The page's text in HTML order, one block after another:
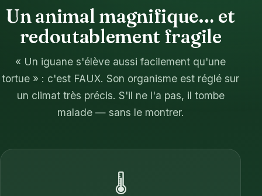
Un animal magnifique… et
redoutablement fragile
« Un iguane s'élève aussi facilement qu'une
tortue » : c'est FAUX. Son organisme est réglé sur
un climat très précis. S'il ne l'a pas, il tombe
malade — sans le montrer.
🌡️